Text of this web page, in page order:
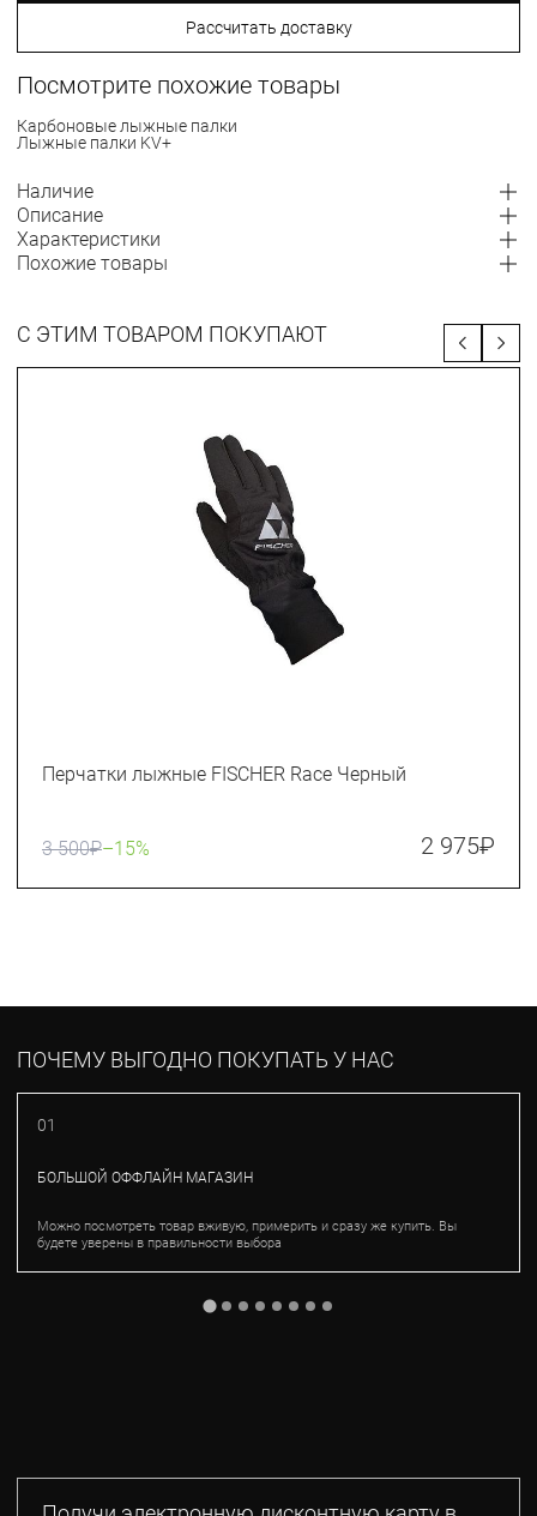
Рассчитать доставку
Посмотрите похожие товары
Карбоновые лыжные палки
Лыжные палки KV+
Наличие
Описание
Характеристики
Похожие товары
С ЭТИМ ТОВАРОМ ПОКУПАЮТ
Перчатки лыжные FISCHER Race Черный
3 500₽–15% 2 975₽
ПОЧЕМУ ВЫГОДНО ПОКУПАТЬ У НАС
01
БОЛЬШОЙ ОФФЛАЙН МАГАЗИН
Можно посмотреть товар вживую, примерить и сразу же купить. Вы
будете уверены в правильности выбора